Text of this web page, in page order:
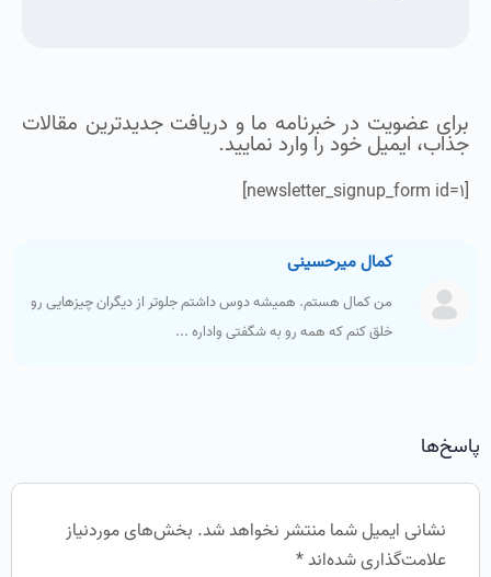
برای عضویت در خبرنامه ما و دریافت جدیدترین مقالات
جذاب، ایمیل خود را وارد نمایید.
[newsletter_signup_form id=1]
کمال میرحسینی
من کمال هستم. همیشه دوس داشتم جلوتر از دیگران چیزهایی رو
خلق کنم که همه رو به شگفتی واداره ...
پاسخ‌ها
نشانی ایمیل شما منتشر نخواهد شد. بخش‌های موردنیاز
علامت‌گذاری شده‌اند*